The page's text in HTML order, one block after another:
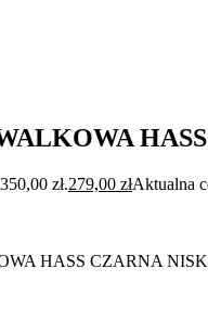
zł.279,00 złAktualna
HASS CZARNA